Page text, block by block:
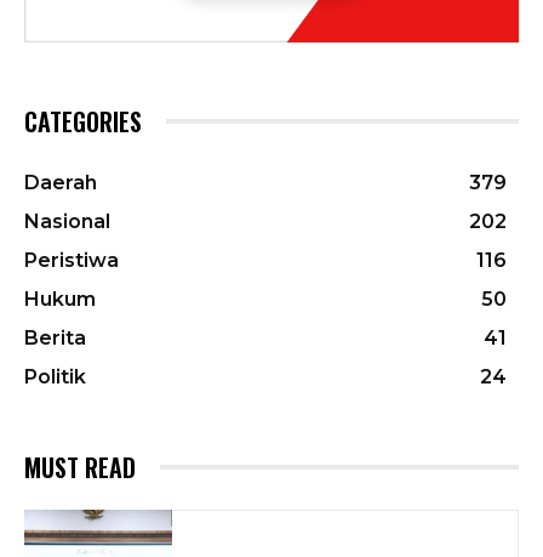
CATEGORIES
Daerah
379
Nasional
202
Peristiwa
116
Hukum
50
Berita
41
Politik
24
MUST READ